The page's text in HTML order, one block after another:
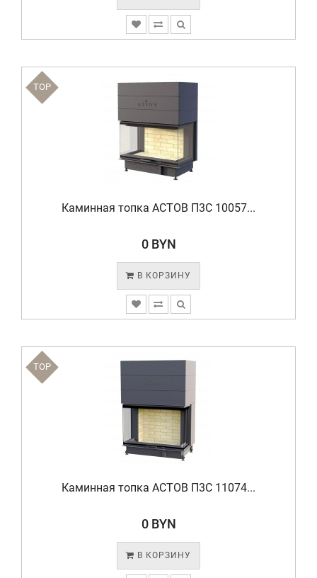
TOP
Каминная топка АСТОВ П3С 10057...
0 BYN
В КОРЗИНУ
TOP
Каминная топка АСТОВ П3С 11074...
0 BYN
В КОРЗИНУ